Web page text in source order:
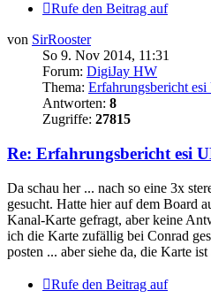
Rufe den Beitrag auf
von SirRooster
So 9. Nov 2014, 11:31
Forum: DigiJay HW
Thema: Erfahrungsbericht
Antworten: 8
Zugriffe: 27815
Re: Erfahrungsbericht esi
Da schau her ... nach so eine 3x
gesucht. Hatte hier auf dem Board
Kanal-Karte gefragt, aber keine
ich die Karte zufällig bei Conrad
posten ... aber siehe da, die Karte ist
Rufe den Beitrag auf